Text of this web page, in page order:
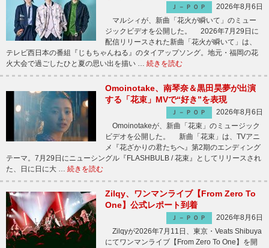
Ｊ－ＰＯＰ
2026年8月6日
マルシィが、新曲「花火が瞬いて」のミュー
ジックビデオを公開した。 2026年7月29日に
配信リリースされた新曲「花火が瞬いて」は、
テレビ西日本の番組『じもちゃんねる』のタイアップソング。地元・福岡の花
火大会で過ごしたひと夏の思い出を描い … 続きを読む
Omoinotake、南琴奈＆黒田昊夢が出演
する「花束」MVで“好き”を表現
Ｊ－ＰＯＰ
2026年8月6日
Omoinotakeが、新曲「花束」のミュージック
ビデオを公開した。 新曲「花束」は、TVアニ
メ『花ざかりの君たちへ』第2期のエンディング
テーマ。7月29日にニューシングル『FLASHBULB / 花束』としてリリースされ
た、日に日に大 … 続きを読む
Zilqy、ワンマンライブ【From Zero To
One】公式レポート到着
Ｊ－ＰＯＰ
2026年8月6日
Zilqyが2026年7月11日、東京・Veats Shibuya
にてワンマンライブ【From Zero To One】を開